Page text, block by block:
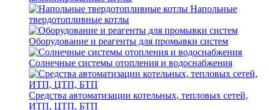
Напольные
твердотопливные котлы
Оборудование и реагенты для промывки систем
Солнечные системы отопления и водоснабжения
Средства автоматизации котельных, тепловых сетей,
ИТП, ЦТП, БТП